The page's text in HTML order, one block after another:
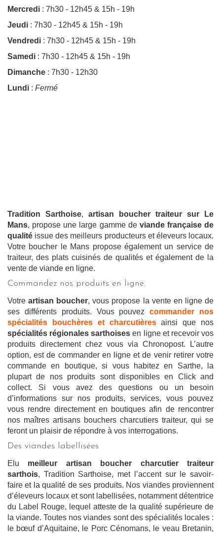
Mercredi : 7h30 - 12h45 & 15h - 19h
Jeudi : 7h30 - 12h45 & 15h - 19h
Vendredi : 7h30 - 12h45 & 15h - 19h
Samedi : 7h30 - 12h45 & 15h - 19h
Dimanche : 7h30 - 12h30
Lundi : Fermé
Tradition Sarthoise, artisan boucher traiteur sur Le
Mans, propose une large gamme de viande française de
qualité issue des meilleurs producteurs et éleveurs locaux.
Votre boucher le Mans propose également un service de
traiteur, des plats cuisinés de qualités et également de la
vente de viande en ligne.
Commandez nos produits en ligne.
Votreartisan boucher, vous propose la vente en ligne de
ses différents produits. Vous pouvezcommander nos
spécialités bouchères et charcutièresainsi que nos
spécialités régionales sarthoises en ligne et recevoir vos
produits directement chez vous via Chronopost. L’autre
option, est de commander en ligne et de venir retirer votre
commande en boutique, si vous habitez en Sarthe, la
plupart de nos produits sont disponibles en Click and
collect. Si vous avez des questions ou un besoin
d’informations sur nos produits, services, vous pouvez
vous rendre directement en boutiques afin de rencontrer
nos maîtres artisans bouchers charcutiers traiteur, qui se
feront un plaisir de répondre à vos interrogations.
Des viandes labellisées
Elu meilleur artisan boucher charcutier traiteur
sarthois, Tradition Sarthoise, met l’accent sur le savoir-
faire et la qualité de ses produits. Nos viandes proviennent
d’éleveurs locaux et sont labellisées, notamment détentrice
du Label Rouge, lequel atteste de la qualité supérieure de
la viande. Toutes nos viandes sont des spécialités locales :
le bœuf d’Aquitaine, le Porc Cénomans, le veau Bretanin,